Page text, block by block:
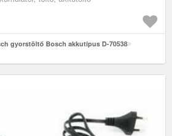
gyorstöltő Bosch akkutípus D-70538